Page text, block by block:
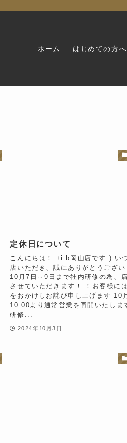
ホーム はじめての方へ
定休日について
こんにちは！ +i.b岡山店です:) い
店いただき、誠にありがとうござ
10月7日～9日まで社内研修の為、
させていただきます！ ！お客様に
をおかけしお詫び申し上げます 10
10:00より通常営業を再開いたしま
研修...
2024年10月3日